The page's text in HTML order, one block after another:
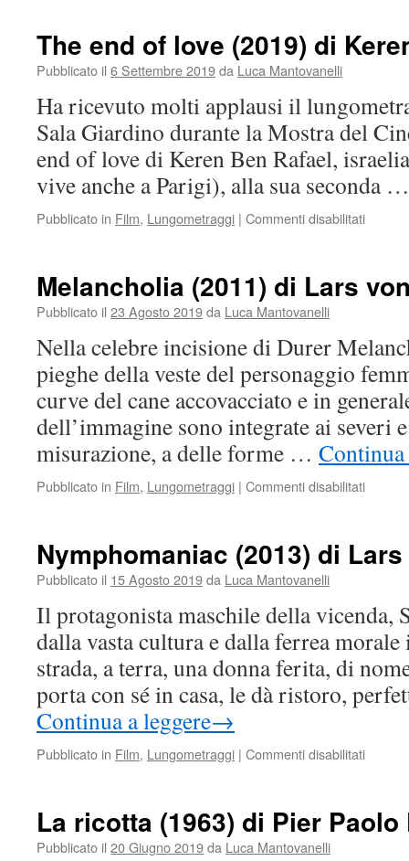
di
The end of love (2019) di
Pubblicato il 6 Settembre 2019da Luca Mantovanelli
Ha ricevuto molti applausi il
Sala Giardino durante la Mostra del
end of love di Keren Ben Rafael,
vive anche a Parigi), alla sua seconda
Pubblicato in Film, Lungometraggi | Commenti disabilitatisu
love
Keren
Ben
Rafael
Melancholia (2011) di Lars
Pubblicato il 23 Agosto 2019da Luca Mantovanelli
Nella celebre incisione di Durer
pieghe della veste del personaggio
curve del cane accovacciato e in
dell’immagine sono integrate ai severi
misurazione, a delle forme … Continua
Pubblicato in Film, Lungometraggi | Commenti disabilitatisu
Lars
Nymphomaniac (2013) di
Pubblicato il 15 Agosto 2019da Luca Mantovanelli
Il protagonista maschile della vicenda,
dalla vasta cultura e dalla ferrea
strada, a terra, una donna ferita, di
porta con sé in casa, le dà ristoro,
Continua a leggere→
Pubblicato in Film, Lungometraggi | Commenti disabilitatisu
Lars
La ricotta (1963) di Pier
Pubblicato il 20 Giugno 2019da Luca Mantovanelli